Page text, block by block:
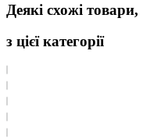
Деякі схожі товари,
з цієї категорії